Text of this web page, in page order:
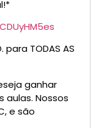
TODAS AS
ganhar
Nossos
e são